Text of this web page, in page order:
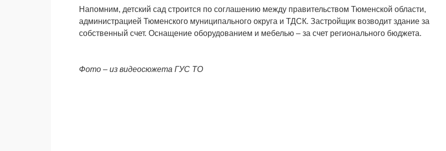
Напомним, детский сад строится по соглашению между правительством Тюменской области,
администрацией Тюменского муниципального округа и ТДСК. Застройщик возводит здание за
собственный счет. Оснащение оборудованием и мебелью – за счет регионального бюджета.
Фото – из видеосюжета ГУС ТО